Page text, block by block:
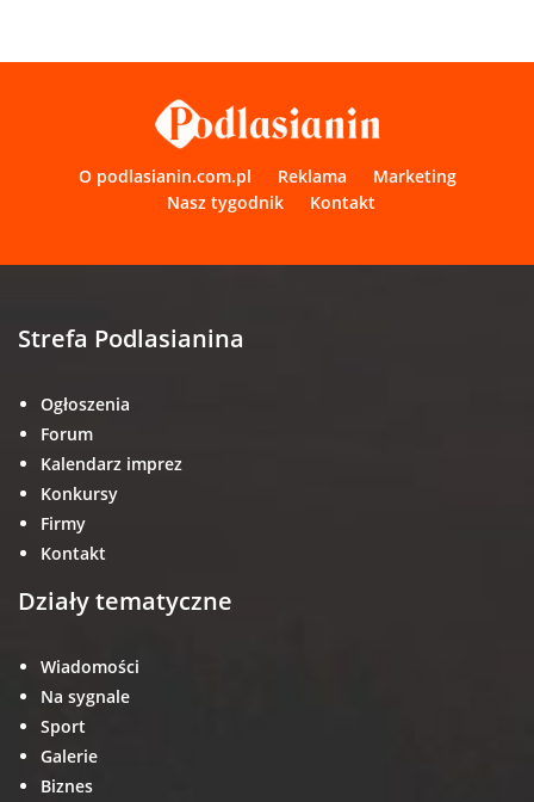
O podlasianin.com.pl Reklama
Marketing
Nasz tygodnik
Kontakt
Strefa Podlasianina
Ogłoszenia
Forum
Kalendarz imprez
Konkursy
Firmy
Kontakt
Działy tematyczne
Wiadomości
Na sygnale
Sport
Galerie
Biznes